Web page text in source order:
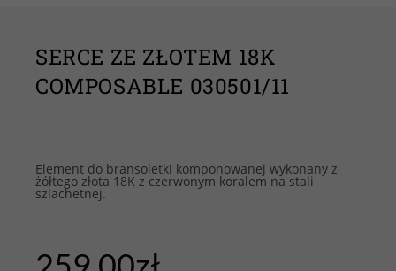
SERCE ZE ZŁOTEM 18K
COMPOSABLE 030501/11
Element do bransoletki komponowanej wykonany z
żółtego złota 18K z czerwonym koralem na stali
szlachetnej.